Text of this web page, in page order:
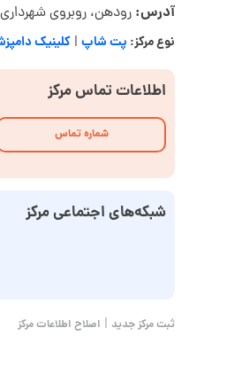
آدرس: رودهن، روبروی
نوع مرکز: پت شاپ | کلینیک
اطلاعات تماس مرکز
شماره تماس
شبکه‌های اجتماعی مرکز
ثبت مرکز جدید | اصلاح اطلاعات مرکز